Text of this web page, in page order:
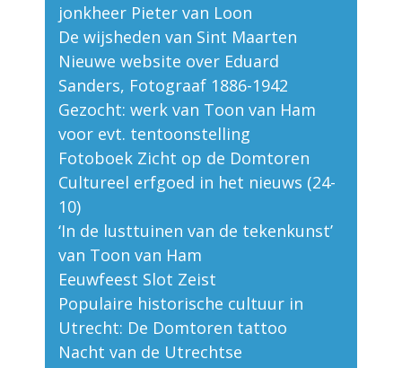
jonkheer Pieter van Loon
De wijsheden van Sint Maarten
Nieuwe website over Eduard
Sanders, Fotograaf 1886-1942
Gezocht: werk van Toon van Ham
voor evt. tentoonstelling
Fotoboek Zicht op de Domtoren
Cultureel erfgoed in het nieuws (24-
10)
‘In de lusttuinen van de tekenkunst’
van Toon van Ham
Eeuwfeest Slot Zeist
Populaire historische cultuur in
Utrecht: De Domtoren tattoo
Nacht van de Utrechtse